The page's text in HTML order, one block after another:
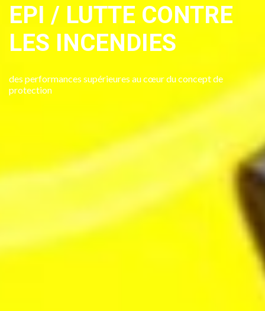
EPI / LUTTE CONTRE
LES INCENDIES
des performances supérieures au cœur du concept de
protection
Prenez contact avec nous